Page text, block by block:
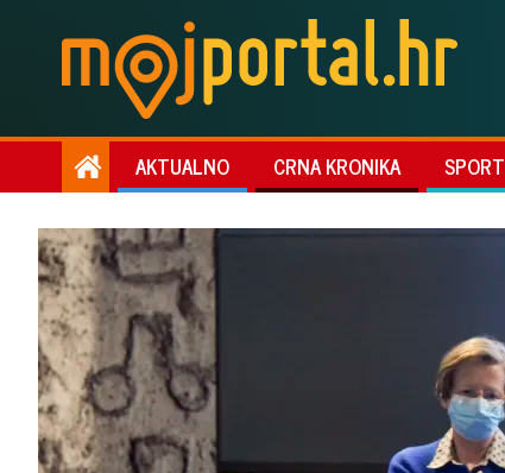
AKTUALNO CRNA KRONIKA SPORT